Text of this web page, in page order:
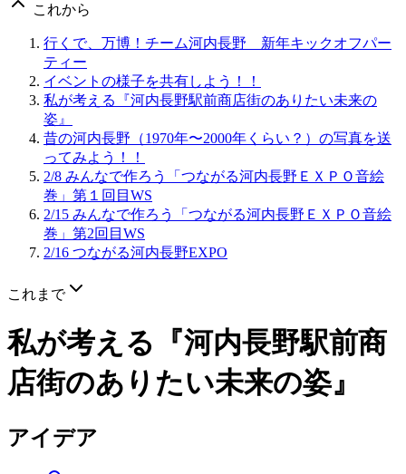
これから
行くで、万博！チーム河内長野 新年キックオフパー
ティー
イベントの様子を共有しよう！！
私が考える『河内長野駅前商店街のありたい未来の
姿』
昔の河内長野（1970年〜2000年くらい？）の写真を送
ってみよう！！
2/8 みんなで作ろう「つながる河内長野ＥＸＰＯ音絵
巻」第１回目WS
2/15 みんなで作ろう「つながる河内長野ＥＸＰＯ音絵
巻」第2回目WS
2/16 つながる河内長野EXPO
これまで
私が考える『河内長野駅前商
店街のありたい未来の姿』
アイデア